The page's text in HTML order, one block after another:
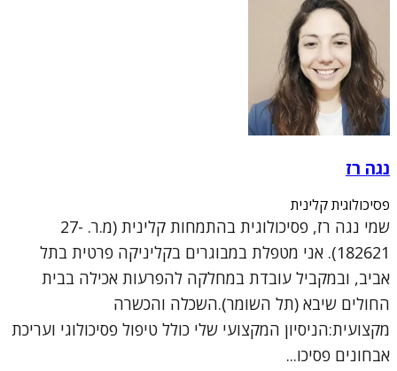
נגה רז
פסיכולוגית קלינית
שמי נגה רז, פסיכולוגית בהתמחות קלינית (מ.ר. 27-
182621). אני מטפלת במבוגרים בקליניקה פרטית בתל
אביב, ובמקביל עובדת במחלקה להפרעות אכילה בבית
החולים שיבא (תל השומר).השכלה והכשרה
מקצועית:הניסיון המקצועי שלי כולל טיפול פסיכולוגי ועריכת
אבחונים פסיכו...